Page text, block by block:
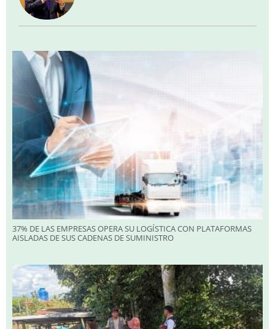
37% DE LAS EMPRESAS OPERA SU LOGÍSTICA CON PLATAFORMAS
AISLADAS DE SUS CADENAS DE SUMINISTRO